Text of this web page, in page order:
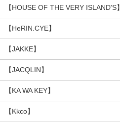
【HOUSE OF THE VERY ISLAND'S】
【HeRIN.CYE】
【JAKKE】
【JACQLIN】
【KA WA KEY】
【Kkco】